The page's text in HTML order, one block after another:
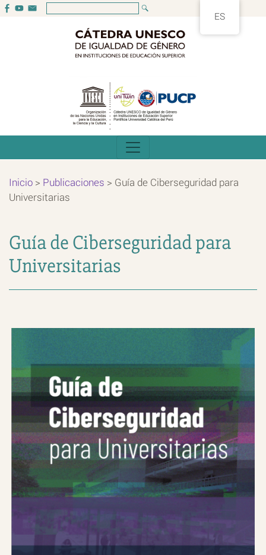
Inicio > Publicaciones > Guía de Ciberseguridad para
Universitarias
Guía de Ciberseguridad para
Universitarias
ES